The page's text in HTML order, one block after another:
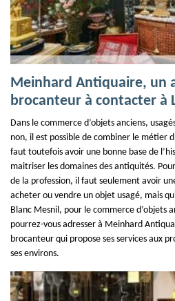
Meinhard Antiquaire, un
brocanteur à contacter à
Dans le commerce d’objets anciens,
non, il est possible de combiner le métier
faut toutefois avoir une bonne base de
maitriser les domaines des antiquités.
de la profession, il faut seulement avoir
acheter ou vendre un objet usagé, mais
Blanc Mesnil, pour le commerce d’objets
pourrez-vous adresser à Meinhard
brocanteur qui propose ses services aux
ses environs.